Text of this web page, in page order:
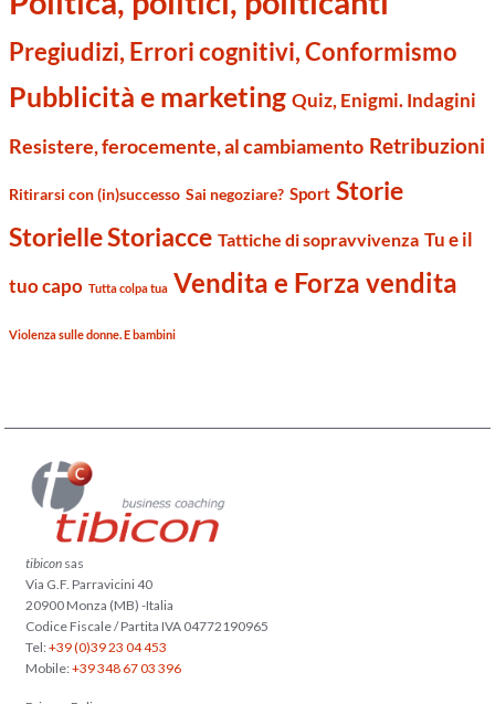
Pregiudizi, Errori cognitivi, Conformismo
Pubblicità e marketing Quiz, Enigmi. Indagini
Resistere, ferocemente, al cambiamento Retribuzioni
Ritirarsi con (in)successo Sai negoziare? Sport Storie
Storielle Storiacce Tattiche di sopravvivenza Tu e il
tuo capo Tutta colpa tua Vendita e Forza vendita
Violenza sulle donne. E bambini
tibicon sas
Via G.F. Parravicini 40
20900 Monza (MB) -Italia
Codice Fiscale / Partita IVA 04772190965
Tel:+39 (0)39 23 04 453
Mobile:+39 348 67 03 396